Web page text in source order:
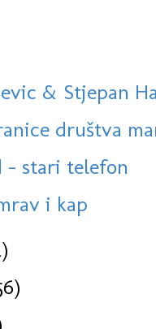
& Stjepan
društva
- stari telefon
i kap